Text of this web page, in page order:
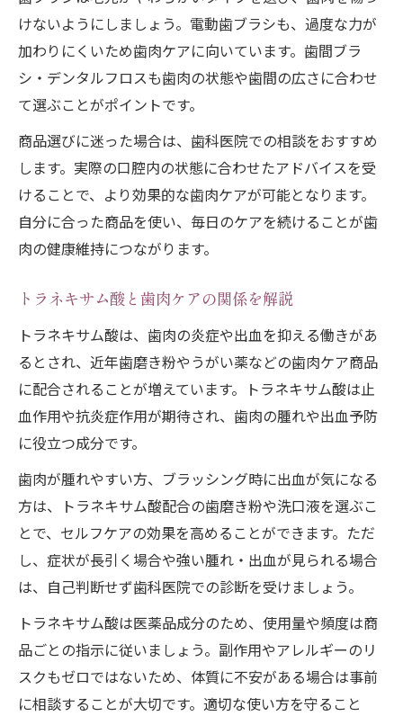
けないようにしましょう。電動歯ブラシも、過度な力が
加わりにくいため歯肉ケアに向いています。歯間ブラ
シ・デンタルフロスも歯肉の状態や歯間の広さに合わせ
て選ぶことがポイントです。
商品選びに迷った場合は、歯科医院での相談をおすすめ
します。実際の口腔内の状態に合わせたアドバイスを受
けることで、より効果的な歯肉ケアが可能となります。
自分に合った商品を使い、毎日のケアを続けることが歯
肉の健康維持につながります。
トラネキサム酸と歯肉ケアの関係を解説
トラネキサム酸は、歯肉の炎症や出血を抑える働きがあ
るとされ、近年歯磨き粉やうがい薬などの歯肉ケア商品
に配合されることが増えています。トラネキサム酸は止
血作用や抗炎症作用が期待され、歯肉の腫れや出血予防
に役立つ成分です。
歯肉が腫れやすい方、ブラッシング時に出血が気になる
方は、トラネキサム酸配合の歯磨き粉や洗口液を選ぶこ
とで、セルフケアの効果を高めることができます。ただ
し、症状が長引く場合や強い腫れ・出血が見られる場合
は、自己判断せず歯科医院での診断を受けましょう。
トラネキサム酸は医薬品成分のため、使用量や頻度は商
品ごとの指示に従いましょう。副作用やアレルギーのリ
スクもゼロではないため、体質に不安がある場合は事前
に相談することが大切です。適切な使い方を守ること